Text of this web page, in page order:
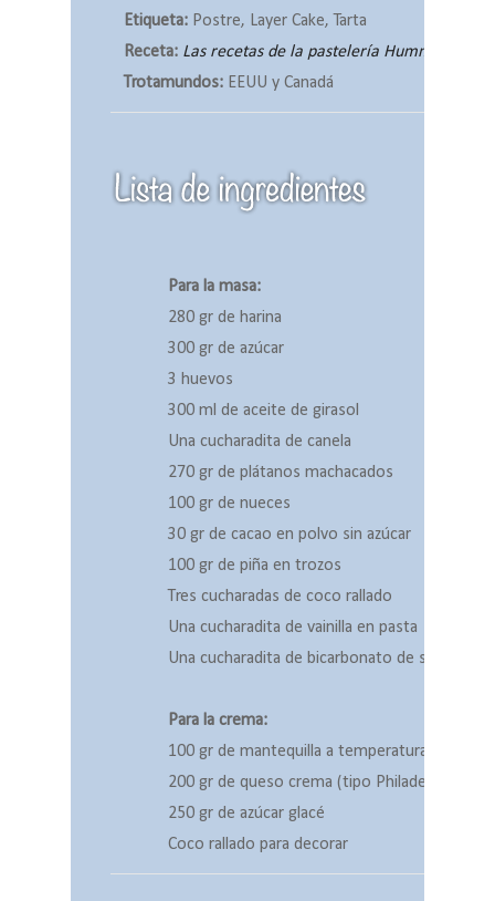
Etiqueta: Postre, Layer Cake, Tarta
Receta: Las recetas de la pastelería Hummingbird
Trotamundos: EEUU y Canadá
Para la masa:
280 gr de harina
300 gr de azúcar
3 huevos
300 ml de aceite de girasol
Una cucharadita de canela
270 gr de plátanos machacados
100 gr de nueces
30 gr de cacao en polvo sin azúcar
100 gr de piña en trozos
Tres cucharadas de coco rallado
Una cucharadita de vainilla en pasta
Una cucharadita de bicarbonato de soda
Para la crema:
100 gr de mantequilla a temperatura
200 gr de queso crema (tipo Philadelphia)
250 gr de azúcar glacé
Coco rallado para decorar